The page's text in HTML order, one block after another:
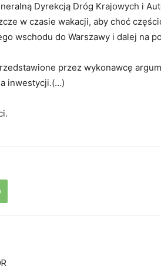
Dyrekcją Dróg Krajowych i
w czasie wakacji, aby choć
wschodu do Warszawy i dalej na
przez wykonawcę
inwestycji.(…)